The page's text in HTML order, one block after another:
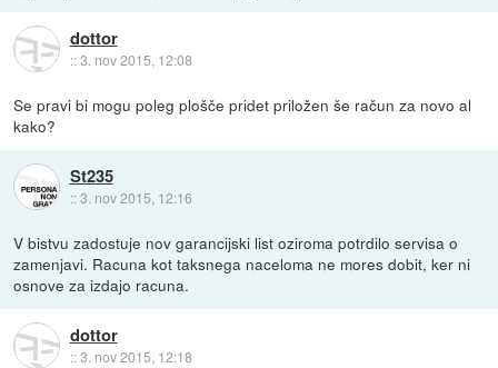
dottor
::3. nov 2015, 12:08
Se pravi bi mogu poleg plošče pridet priložen še račun za novo al
kako?
St235
::3. nov 2015, 12:16
V bistvu zadostuje nov garancijski list oziroma potrdilo servisa o
zamenjavi. Racuna kot taksnega naceloma ne mores dobit, ker ni
osnove za izdajo racuna.
dottor
::3. nov 2015, 12:18